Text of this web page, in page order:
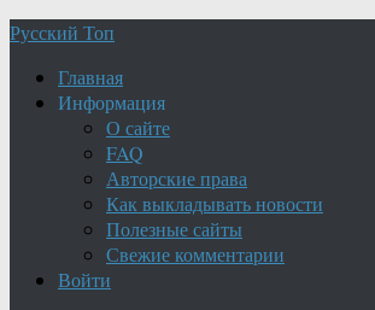
Русский Топ
Главная
Информация
О сайте
FAQ
Авторские права
Как выкладывать новости
Полезные сайты
Свежие комментарии
Войти